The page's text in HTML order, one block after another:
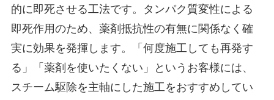
的に即死させる工法です。タンパク質変性による
即死作用のため、薬剤抵抗性の有無に関係なく確
実に効果を発揮します。「何度施工しても再発す
る」「薬剤を使いたくない」というお客様には、
スチーム駆除を主軸にした施工をおすすめしてい